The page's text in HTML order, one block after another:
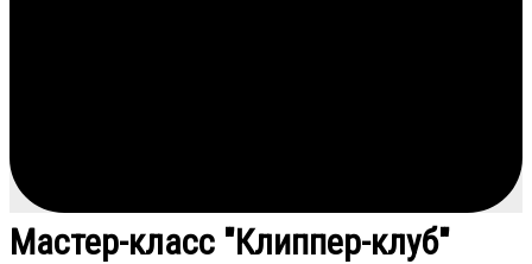
Мастер-класс "Клиппер-клуб"